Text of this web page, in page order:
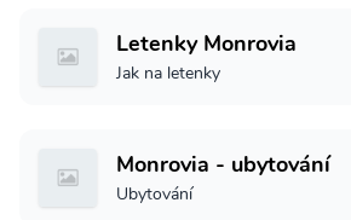
Letenky Monrovia
Jak na letenky
Monrovia - ubytování
Ubytování